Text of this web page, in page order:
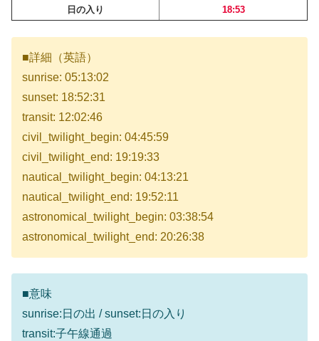
日の入り
18:53
■詳細（英語）
sunrise: 05:13:02
sunset: 18:52:31
transit: 12:02:46
civil_twilight_begin: 04:45:59
civil_twilight_end: 19:19:33
nautical_twilight_begin: 04:13:21
nautical_twilight_end: 19:52:11
astronomical_twilight_begin: 03:38:54
astronomical_twilight_end: 20:26:38
■意味
sunrise:日の出 / sunset:日の入り
transit:子午線通過